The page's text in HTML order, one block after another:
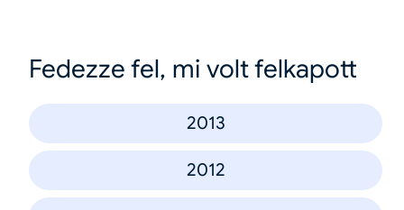
Fedezze fel, mi volt felkapott
2013
2012